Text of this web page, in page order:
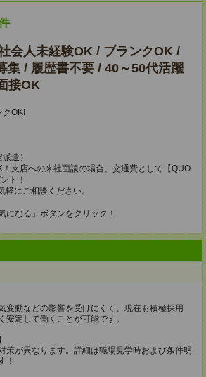
会人未経験OK / ブランクOK /
集 / 履歴書不要 / 40～50代活躍
接OK
クOK!
遣）
支店への来社面談の場合、交通費として【QUO
ト！
にご相談ください。
になる」ボタンをクリック！
変動などの影響を受けにくく、現在も積極採用
安定して働くことが可能です。
策が異なります。詳細は職場見学時および条件明
！